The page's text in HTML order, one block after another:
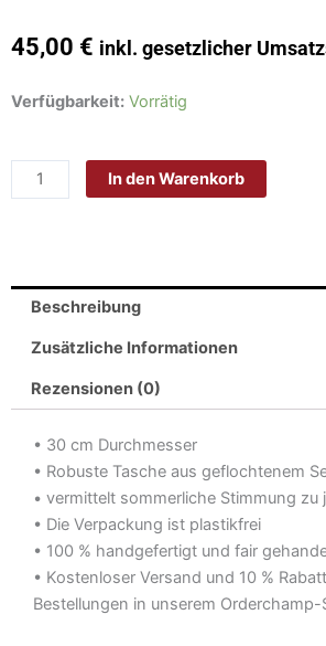
45,00 € inkl. gesetzlicher
Verfügbarkeit: Vorrätig
Runde
gewebtem
In den Warenkorb
Beschreibung
Zusätzliche Informationen
Rezensionen (0)
• 30 cm Durchmesser
• Robuste Tasche aus geflochtenem
• vermittelt sommerliche Stimmung zu
• Die Verpackung ist plastikfrei
• 100 % handgefertigt und fair
• Kostenloser Versand und 10 %
Bestellungen in unserem